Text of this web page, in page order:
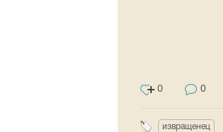
0 0
извращенец